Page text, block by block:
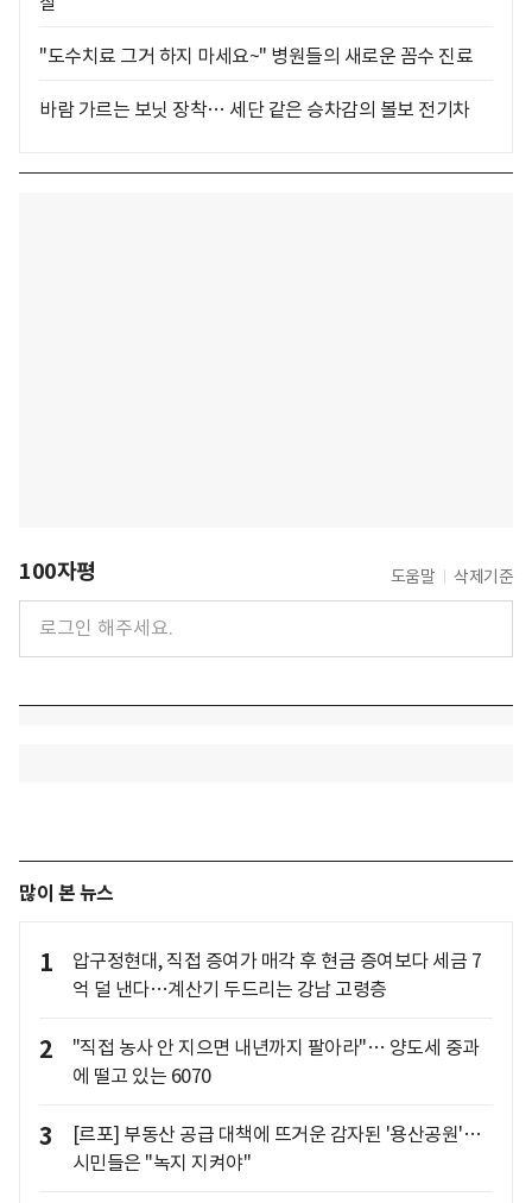
"도수치료 그거 하지 마세요~" 병원들의 새로운 꼼수 진료
바람 가르는 보닛 장착… 세단 같은 승차감의 볼보 전기차
100자평 도움말 삭제기준
많이 본 뉴스
1
압구정현대, 직접 증여가 매각 후 현금 증여보다 세금 7
억 덜 낸다…계산기 두드리는 강남 고령층
2
"직접 농사 안 지으면 내년까지 팔아라"… 양도세 중과
에 떨고 있는 6070
3
[르포] 부동산 공급 대책에 뜨거운 감자된 '용산공원'…
시민들은 "녹지 지켜야"